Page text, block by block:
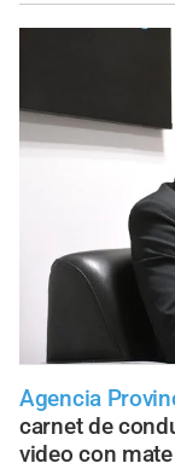
Agencia
carnet de
video con